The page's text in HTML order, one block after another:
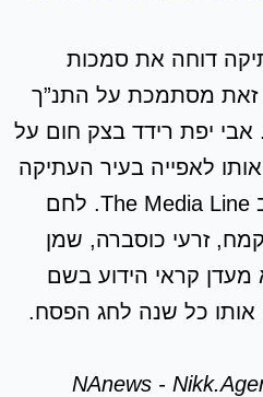
דוחה את סמכות
זאת מסתמכת על התנ”ך
אבי יפת רידד בצק חום על
לאפייה בעיר העתיקה
בירושלים – כותב The Media Line. לחם
זרעי כוסברה, שמן
מעדן קראי הידוע בשם
אותו כל שנה לחג הפסח.
NAnews -